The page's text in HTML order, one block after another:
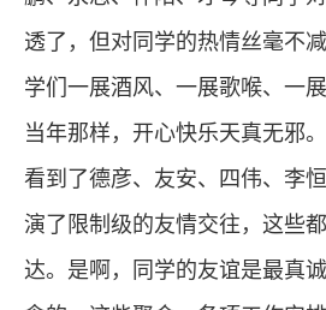
透了，但对同学的热情丝毫不
学们一展酒风、一展歌喉、一
当年那样，开心快乐天真无邪
看到了德彦、友安、四伟、李
演了限制级的友情交往，这些
达。是啊，同学的友谊是最真